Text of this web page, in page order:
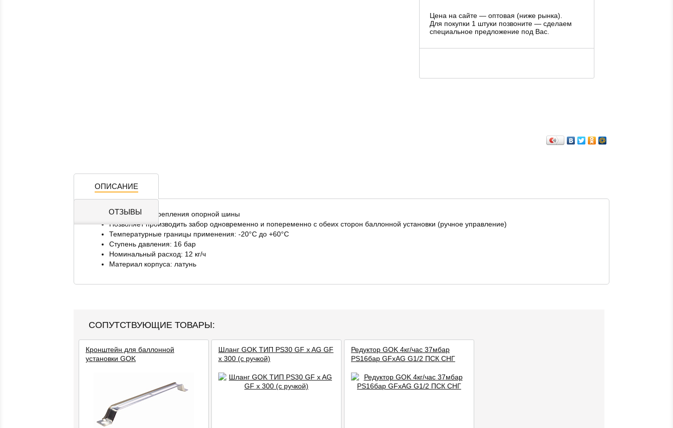
Цена на сайте — оптовая (ниже рынка).
Для покупки 1 штуки позвоните — сделаем
специальное предложение под Вас.
ОПИСАНИЕ
ОТЗЫВЫ
Возможность крепления опорной шины
Позволяет производить забор одновременно и попеременно с обеих сторон баллонной установки (ручное управление)
Температурные границы применения: -20°C до +60°C
Ступень давления: 16 бар
Номинальный расход: 12 кг/ч
Материал корпуса: латунь
СОПУТСТВУЮЩИЕ ТОВАРЫ:
Кронштейн для баллонной
установки GOK
Шланг GOK ТИП PS30 GF x AG GF
x 300 (с ручкой)
Редуктор GOK 4кг/час 37мбар
PS16бар GFxAG G1/2 ПСК СНГ